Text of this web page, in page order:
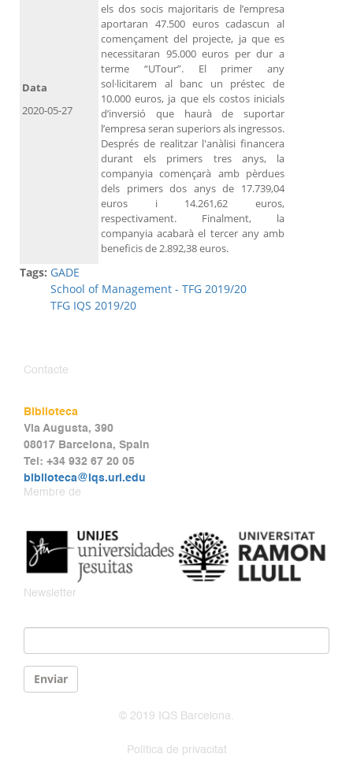
els dos socis majoritaris de l’empresa
aportaran 47.500 euros cadascun al
començament del projecte, ja que es
necessitaran 95.000 euros per dur a
terme “UTour”. El primer any
sol·licitarem al banc un préstec de
10.000 euros, ja que els costos inicials
d’inversió que haurà de suportar
l’empresa seran superiors als ingressos.
Després de realitzar l'anàlisi financera
durant els primers tres anys, la
companyia començarà amb pèrdues
dels primers dos anys de 17.739,04
euros i 14.261,62 euros,
respectivament. Finalment, la
companyia acabarà el tercer any amb
beneficis de 2.892,38 euros.
Data
2020-05-27
Tags: GADE
School of Management - TFG 2019/20
TFG IQS 2019/20
Contacte
Biblioteca
Via Augusta, 390
08017 Barcelona, Spain
Tel: +34 932 67 20 05
biblioteca@iqs.url.edu
Membre de
Newsletter
Enviar
© 2019 IQS Barcelona.
Política de privacitat